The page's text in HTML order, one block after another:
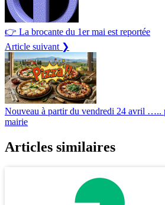
👉​ La brocante du 1er mai est reportée
Article suivant ❯
Nouveau à partir du vendredi 24 avril …..
mairie
Articles similaires